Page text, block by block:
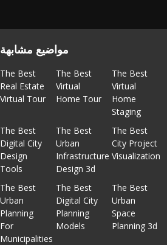
مواضيع مشابهة
The Best
Real Estate
Virtual Tour
The Best
Virtual
Home Tour
The Best
Virtual
Home
Staging
The Best
Digital City
Design
Tools
The Best
Urban
Infrastructure
Design 3d
The Best
City Project
Visualization
The Best
Urban
Planning
For
Municipalities
The Best
Digital City
Planning
Models
The Best
Urban
Space
Planning 3d